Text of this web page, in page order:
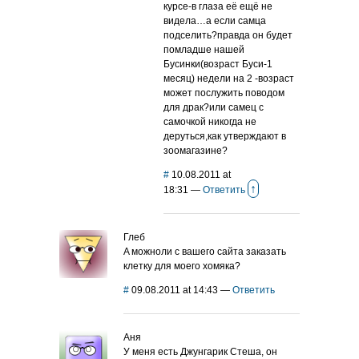
курсе-в глаза её ещё не
видела…а если самца
подселить?правда он будет
помладше нашей
Бусинки(возраст Буси-1
месяц) недели на 2 -возраст
может послужить поводом
для драк?или самец с
самочкой никогда не
деруться,как утверждают в
зоомагазине?
# 10.08.2011 at
18:31 — Ответить ↑
Глеб
A можноли с вашего сайта заказать
клетку для моего хомяка?
# 09.08.2011 at 14:43 — Ответить
Аня
У меня есть Джунгарик Стеша, он